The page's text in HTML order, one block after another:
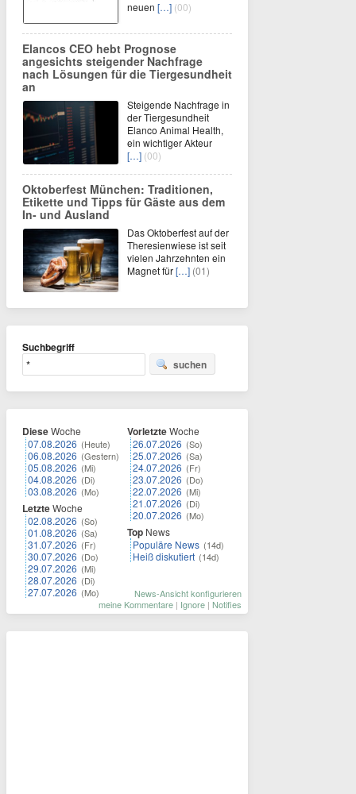
neuen […] (00)
Elancos CEO hebt Prognose
angesichts steigender Nachfrage
nach Lösungen für die Tiergesundheit
an
Steigende Nachfrage in
der Tiergesundheit
Elanco Animal Health,
ein wichtiger Akteur
[…] (00)
Oktoberfest München: Traditionen,
Etikette und Tipps für Gäste aus dem
In- und Ausland
Das Oktoberfest auf der
Theresienwiese ist seit
vielen Jahrzehnten ein
Magnet für[…] (01)
Suchbegriff
suchen
DieseWoche
07.08.2026 (Heute)
06.08.2026 (Gestern)
05.08.2026 (Mi)
04.08.2026 (Di)
03.08.2026 (Mo)
LetzteWoche
02.08.2026 (So)
01.08.2026 (Sa)
31.07.2026 (Fr)
30.07.2026 (Do)
29.07.2026 (Mi)
28.07.2026 (Di)
27.07.2026 (Mo)
VorletzteWoche
26.07.2026 (So)
25.07.2026 (Sa)
24.07.2026 (Fr)
23.07.2026 (Do)
22.07.2026 (Mi)
21.07.2026 (Di)
20.07.2026 (Mo)
Top News
Populäre News (14d)
Heiß diskutiert (14d)
News-Ansicht konfigurieren
meine Kommentare | Ignore | Notifies